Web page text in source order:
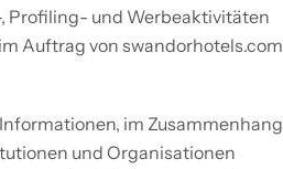
Profiling- und Werbeaktivitäten
Auftrag von swandorhotels.com
im Zusammenhang
und Organisationen